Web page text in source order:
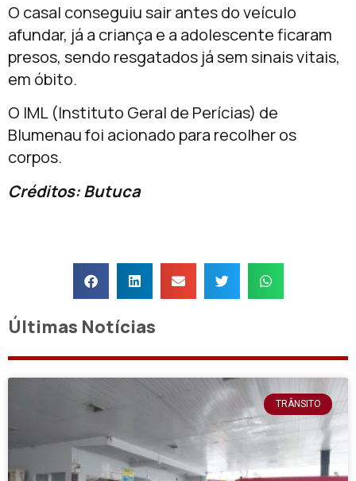
O casal conseguiu sair antes do veículo
afundar, já a criança e a adolescente ficaram
presos, sendo resgatados já sem sinais vitais,
em óbito.
O IML (Instituto Geral de Perícias) de
Blumenau foi acionado para recolher os
corpos.
Créditos: Butuca
Últimas Notícias
TRÂNSITO